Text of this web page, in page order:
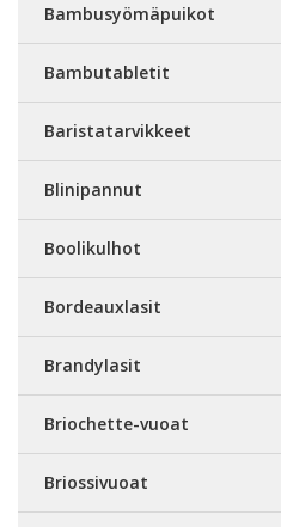
Bambusyömäpuikot
Bambutabletit
Baristatarvikkeet
Blinipannut
Boolikulhot
Bordeauxlasit
Brandylasit
Briochette-vuoat
Briossivuoat